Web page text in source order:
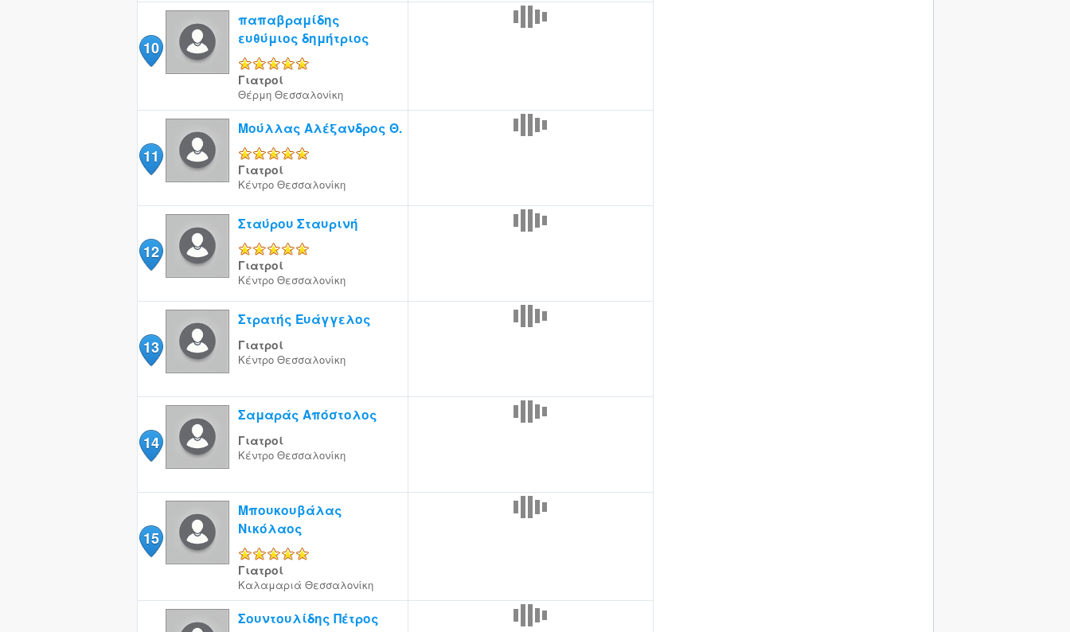
10
παπαβραμίδης
ευθύμιος δημήτριος
Γιατροί
Θέρμη Θεσσαλονίκη
11
Μούλλας Αλέξανδρος Θ.
Γιατροί
Κέντρο Θεσσαλονίκη
12
Σταύρου Σταυρινή
Γιατροί
Κέντρο Θεσσαλονίκη
13
Στρατής Ευάγγελος
Γιατροί
Κέντρο Θεσσαλονίκη
14
Σαμαράς Απόστολος
Γιατροί
Κέντρο Θεσσαλονίκη
15
Μπουκουβάλας
Νικόλαος
Γιατροί
Καλαμαριά Θεσσαλονίκη
Σουντουλίδης Πέτρος